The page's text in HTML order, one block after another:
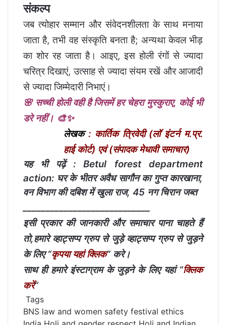
संकल्प
जब त्योहार सम्मान और संवेदनशीलता के साथ मनाया
जाता है, तभी वह संस्कृति बनता है; अन्यथा केवल भीड़
का शोर रह जाता है। आइए, इस होली रंगों से ज्यादा
चरित्र दिखाएं, उत्साह से ज्यादा संयम रखें और आजादी
से ज्यादा जिम्मेदारी निभाएं।
🌸 सच्ची होली वही है जिसमें हर चेहरा मुस्कुराए, कोई भी
डरे नहीं। 🎨✨
लेखक: कार्तिक त्रिवेदी (लॉ इंटर्न म.प्र.
हाई कोर्ट) एवं (संपादक मेधावी समाचार)
यह भी पढ़ें :Betul forest department
action: घर के भीतर अवैध सागौन का गुप्त कारखाना,
वन विभाग की दबिश में खुला राज, 45 नग चिरान जब्त
इसी प्रकार की जानकारी और समाचार पाना चाहते हैं
तो,हमारे व्हाट्सप्प ग्रुप से जुड़े व्हाट्सप्प ग्रुप से जुड़ने
के लिए “कृपया यहां क्लिक” करे।
साथ ही हमारे इंस्टाग्राम के जुड़ने के लिए यहां “क्लिक
करें“
Tags
BNS law and women safety festival ethics